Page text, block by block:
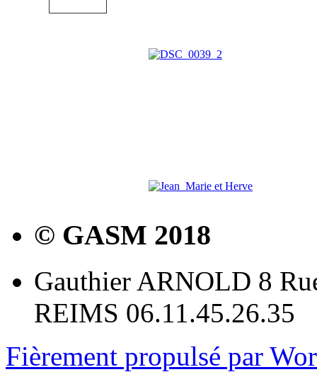
© GASM 2018
Gauthier ARNOLD 8
REIMS 06.11.45.26.35
Fièrement propulsé par